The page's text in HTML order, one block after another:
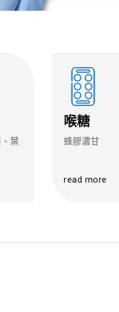
葉
喉糖
蜂膠濃甘
read more